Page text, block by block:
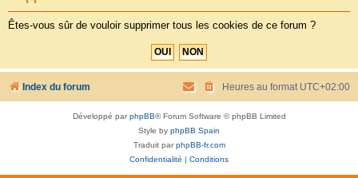
h
Êtes-vous sûr de vouloir supprimer tous les cookies de ce forum ?
Index du forum Heures au format UTC+02:00
Développé parphpBB® Forum Software © phpBB Limited
Style by phpBB Spain
Traduit parphpBB-fr.com
Confidentialité | Conditions